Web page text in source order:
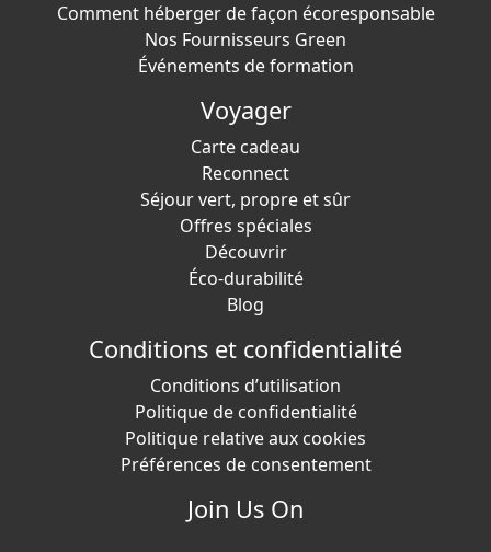
Comment héberger de façon écoresponsable
Nos Fournisseurs Green
Événements de formation
Voyager
Carte cadeau
Reconnect
Séjour vert, propre et sûr
Offres spéciales
Découvrir
Éco-durabilité
Blog
Conditions et confidentialité
Conditions d’utilisation
Politique de confidentialité
Politique relative aux cookies
Préférences de consentement
Join Us On